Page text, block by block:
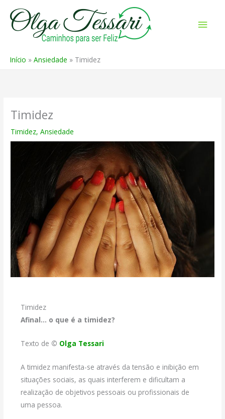
para
Início Ansiedade Timidez
Timidez
Timidez,Ansiedade
Timidez
Afinal… o que é a timidez?
Texto de © Olga Tessari
A timidez manifesta-se através da tensão e inibição em
situações sociais, as quais interferem e dificultam a
realização de objetivos pessoais ou profissionais de
uma pessoa.